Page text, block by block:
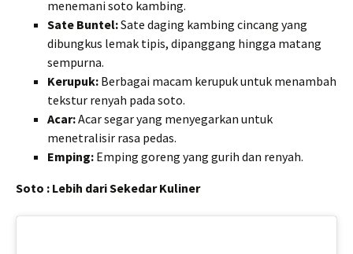
menemani soto kambing.
Sate Buntel:Sate daging kambing cincang yang
dibungkus lemak tipis, dipanggang hingga matang
sempurna.
Kerupuk: Berbagai macam kerupuk untuk menambah
tekstur renyah pada soto.
Acar:Acar segar yang menyegarkan untuk
menetralisir rasa pedas.
Emping: Emping goreng yang gurih dan renyah.
Soto : Lebih dari Sekedar Kuliner